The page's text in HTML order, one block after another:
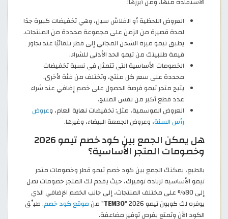
العروض اللحظية أو الفلاش سيل، وهي تخفيضات كبيرة جدًا
لمدة قصيرة من الزمن على مجموعة محددة من المنتجات.
يطبق تيمو ميزة الشحن المجاني إلى قطر تلقائيًا عند تجاوز
قيمة طلبيتك من تيمو الحد الأدنى للشراء.
الخصومات الأساسية التي تتمثل في نسبة تخفيضات
محددة على سعر كل منتج، وتختلف من فئة لأخرى.
يتيح متجر تيمو فرصة الحصول على خصم إضافي عند شراء
عدد قطع أكبر من نفس المنتج.
العروض الموسمية، مثل: تخفيضات نهاية العام، وعروض
رأس السنة، وعروض الجمعة البيضاء، وغيرها.
هل يمكن الجمع بين كود خصم تيمو 2026
وخصومات المتجر الأساسية؟
بالطبع، يمكنك الجمع بين كود خصم تيمو قطر وخصومات متجر
تيمو الأساسية لزيادة توفيرك، حيث يقدم لك المتجر خصومات تصل
إلى 80% على مختلف المنتجات، إلى جانب الخصم الإضافي الذي
يوفره لك كوبون تيمو 2026 "
TEM30" من موقع كود خصم. طبِّق
الكود الآن وتمتع بفرص توفير مضاعفة.